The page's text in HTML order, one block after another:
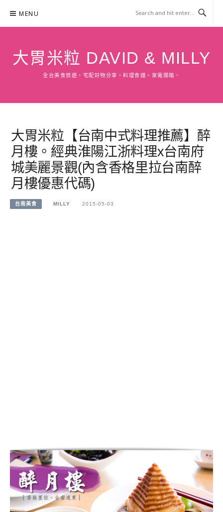
content
MENU
大胃米粒 DAVID & MILLY
全台美食旅遊。宅配好物分享。料理食譜。家電開箱。
大胃米粒【台南中式料理推薦】醉
月樓。經典淮陽江浙料理x台南府
城美麗景觀(內含香格里拉台南醉
月樓優惠代碼)
台南美食 MILLY 2015-05-03